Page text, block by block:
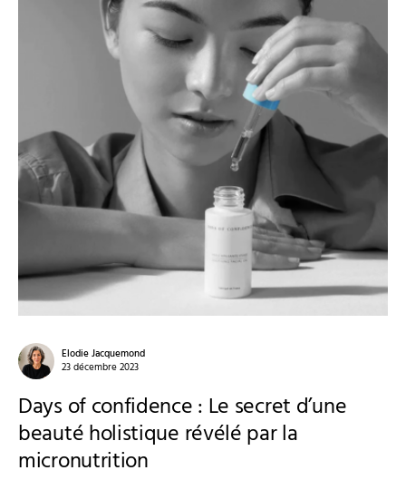
Elodie Jacquemond
23 décembre 2023
Days of confidence : Le secret d’une
beauté holistique révélé par la
micronutrition